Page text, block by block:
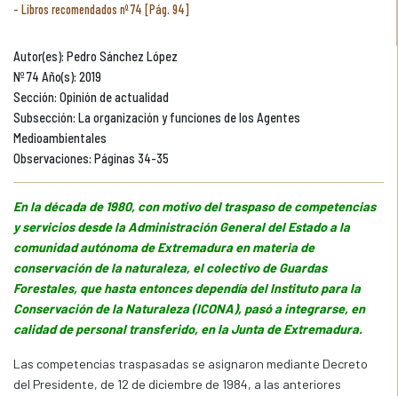
Libros recomendados nº 74 [Pág. 94]
Autor(es): Pedro Sánchez López
Nº 74 Año(s): 2019
Sección: Opinión de actualidad
Subsección: La organización y funciones de los Agentes
Medioambientales
Observaciones: Páginas 34-35
En la década de 1980, con motivo del traspaso de competencias
y servicios desde la Administración General del Estado a la
comunidad autónoma de Extremadura en materia de
conservación de la naturaleza, el colectivo de Guardas
Forestales, que hasta entonces dependía del Instituto para la
Conservación de la Naturaleza (ICONA), pasó a integrarse, en
calidad de personal transferido, en la Junta de Extremadura.
Las competencias traspasadas se asignaron mediante Decreto
del Presidente, de 12 de diciembre de 1984, a las anteriores